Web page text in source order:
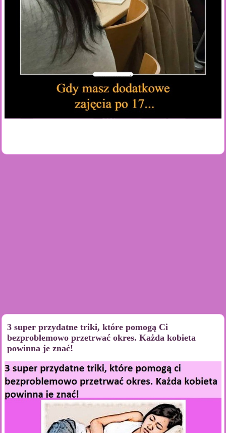
3 super przydatne triki, które pomogą Ci
bezproblemowo przetrwać okres. Każda kobieta
powinna je znać!